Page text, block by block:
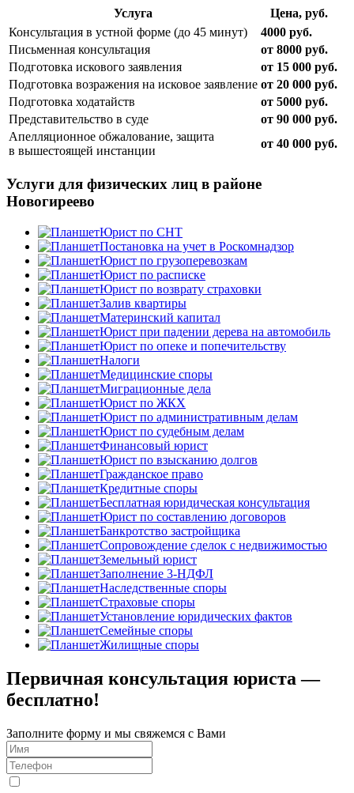
Услуга
Цена, руб.
Консультация в устной форме (до 45 минут)
4000 руб.
Письменная консультация
от 8000 руб.
Подготовка искового заявления
от 15 000 руб.
Подготовка возражения на исковое заявление от 20 000 руб.
Подготовка ходатайств
от 5000 руб.
Представительство в суде
от 90 000 руб.
Апелляционное обжалование, защита
в вышестоящей инстанции
от 40 000 руб.
Услуги для физических лиц в районе
Новогиреево
Юрист по СНТ
Постановка на учет в Роскомнадзор
Юрист по грузоперевозкам
Юрист по расписке
Юрист по возврату страховки
Залив квартиры
Материнский капитал
Юрист при падении дерева на автомобиль
Юрист по опеке и попечительству
Налоги
Медицинские споры
Миграционные дела
Юрист по ЖКХ
Юрист по административным делам
Юрист по судебным делам
Финансовый юрист
Юрист по взысканию долгов
Гражданское право
Кредитные споры
Бесплатная юридическая консультация
Юрист по составлению договоров
Банкротство застройщика
Сопровождение сделок с недвижимостью
Земельный юрист
Заполнение 3-НДФЛ
Наследственные споры
Страховые споры
Установление юридических фактов
Семейные споры
Жилищные споры
Первичная консультация юриста —
бесплатно!
Заполните форму и мы свяжемся с Вами